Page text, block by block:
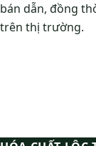
bán dẫn, đồng
trên thị trường.